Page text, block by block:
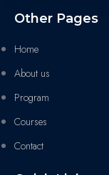
Other Pages
Home
About us
Program
Courses
Contact